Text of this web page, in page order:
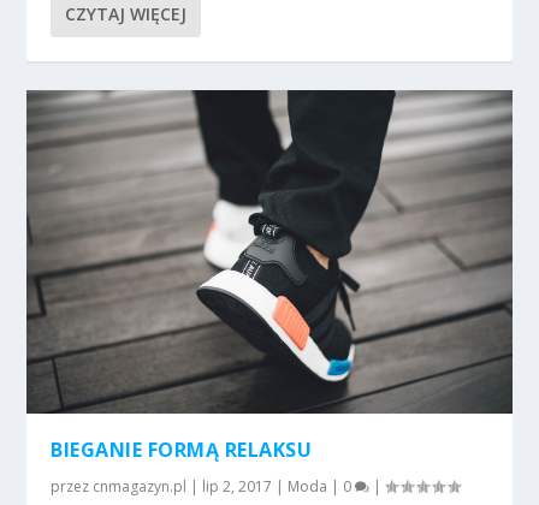
CZYTAJ WIĘCEJ
BIEGANIE FORMĄ RELAKSU
przez cnmagazyn.pl | lip 2, 2017 | Moda | 0 |